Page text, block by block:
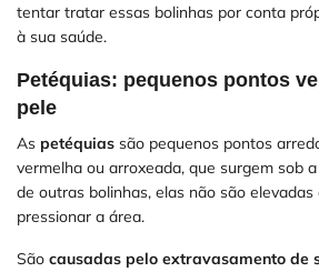
tentar tratar essas bolinhas por conta
à sua saúde.
Petéquias: pequenos pontos
pele
As petéquias são pequenos pontos
vermelha ou arroxeada, que surgem sob
de outras bolinhas, elas não são
pressionar a área.
São causadas pelo extravasamento de